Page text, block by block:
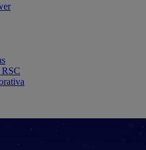
RSC